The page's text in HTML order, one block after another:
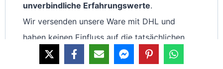
unverbindliche Erfahrungswerte.
Wir versenden unsere Ware mit DHL und
haben keinen Einfluss auf die tatsächlichen
Lieferzeiten.